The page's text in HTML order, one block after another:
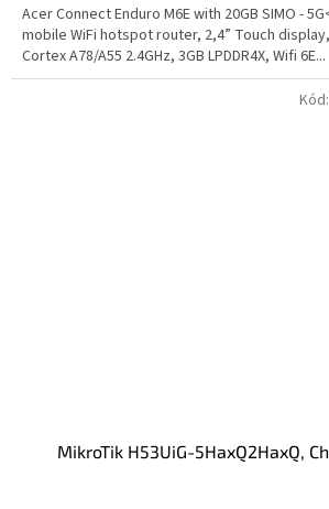
Acer Connect Enduro M6E with 20GB SIMO -
mobile WiFi hotspot router, 2,4” Touch
Cortex A78/A55 2.4GHz, 3GB LPDDR4X, Wifi 6E...
MikroTik H53UiG-5HaxQ2HaxQ,
Kód: